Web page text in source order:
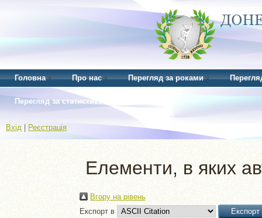
Головна Про нас Перегляд за роками
Перегляд за статистикою
Вхід Реєстрація
Елементи, в яких
Вгору на рівень
Експорт в